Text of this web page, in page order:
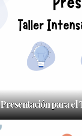
Presentación para el